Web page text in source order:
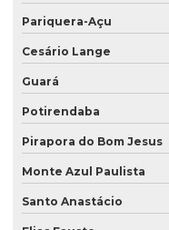
Pariquera-Açu
Cesário Lange
Guará
Potirendaba
Pirapora do Bom Jesus
Monte Azul Paulista
Santo Anastácio